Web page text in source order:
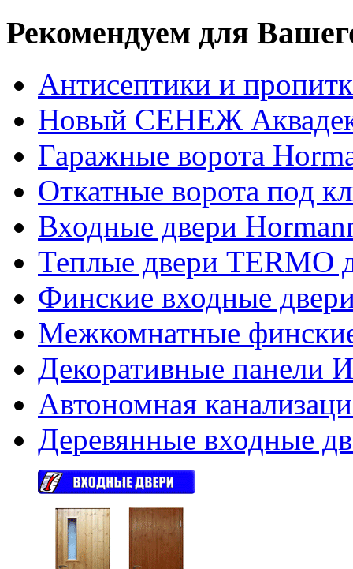
Рекомендуем для
Антисептики и
Новый СЕНЕЖ
Гаражные ворота
Откатные ворота под
Входные двери
Теплые двери TERMO
Финские входные
Межкомнатные
Декоративные панели
Автономная
Деревянные входные